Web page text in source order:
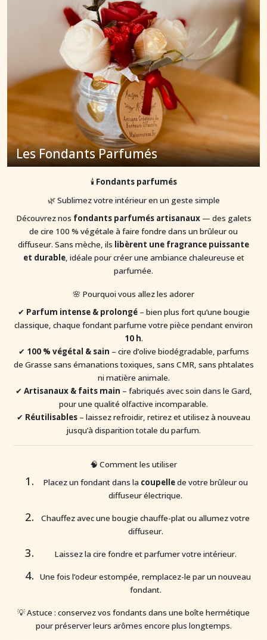
Les Fondants Parfumés
🕯️ Fondants parfumés
🌿 Sublimez votre intérieur en un geste simple
Découvrez nos fondants parfumés artisanaux— des galets
de cire 100 % végétale à faire fondre dans un brûleur ou
diffuseur. Sans mèche, ils libèrent une fragrance puissante
et durable, idéale pour créer une ambiance chaleureuse et
parfumée.
🌸 Pourquoi vous allez les adorer
✔ Parfum intense & prolongé– bien plus fort qu’une bougie
classique, chaque fondant parfume votre pièce pendant environ
10 h.
✔ 100 % végétal & sain – cire d’olive biodégradable, parfums
de Grasse sans émanations toxiques, sans CMR, sans phtalates
ni matière animale.
✔ Artisanaux & faits main – fabriqués avec soin dans le Gard,
pour une qualité olfactive incomparable.
✔ Réutilisables – laissez refroidir, retirez et utilisez à nouveau
jusqu’à disparition totale du parfum.
🧠 Comment les utiliser
Placez un fondant dans la coupellede votre brûleur ou
diffuseur électrique.
Chauffez avec une bougie chauffe-plat ou allumez votre
diffuseur.
Laissez la cire fondre et parfumer votre intérieur.
Une fois l’odeur estompée, remplacez-le par un nouveau
fondant.
💡 Astuce : conservez vos fondants dans une boîte hermétique
pour préserver leurs arômes encore plus longtemps.
fondants
parfumés
Afficher
les
résultats